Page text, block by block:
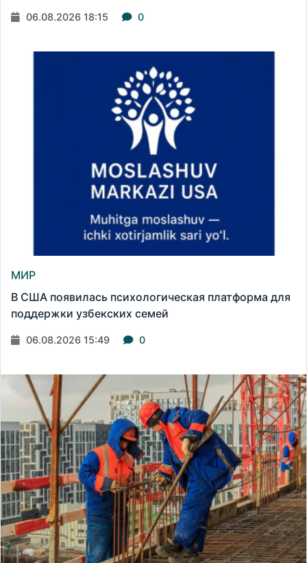
06.08.2026 18:15 0
МИР
В США появилась психологическая платформа для
поддержки узбекских семей
06.08.2026 15:49 0